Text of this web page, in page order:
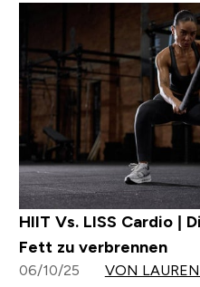
HIIT Vs. LISS Cardio |
Fett zu verbrennen
06/10/25 VON